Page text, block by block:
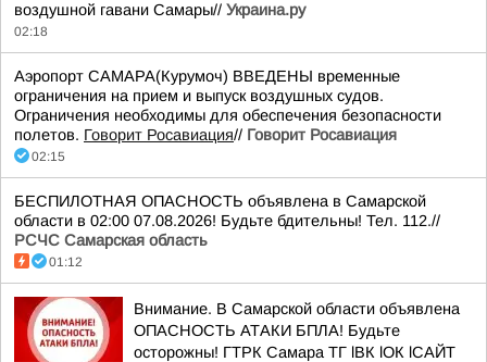
воздушной гавани Самары// Украина.ру
02:18
Аэропорт САМАРА(Курумоч) ВВЕДЕНЫ временные
ограничения на прием и выпуск воздушных судов.
Ограничения необходимы для обеспечения безопасности
полетов. Говорит Росавиация// Говорит Росавиация
02:15
БЕСПИЛОТНАЯ ОПАСНОСТЬ объявлена в Самарской
области в 02:00 07.08.2026! Будьте бдительны! Тел. 112.//
РСЧС Самарская область
01:12
Внимание. В Самарской области объявлена
ОПАСНОСТЬ АТАКИ БПЛА! Будьте
осторожны! ГТРК Самара ТГ lВК lОК lСАЙТ